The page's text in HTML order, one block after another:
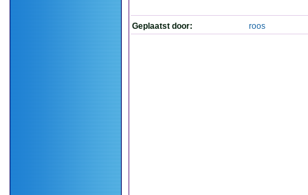
Geplaatst door: roos